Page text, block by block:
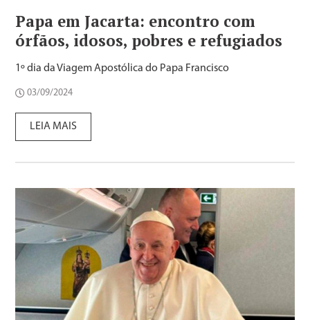
Papa em Jacarta: encontro com
órfãos, idosos, pobres e refugiados
1º dia da Viagem Apostólica do Papa Francisco
03/09/2024
LEIA MAIS